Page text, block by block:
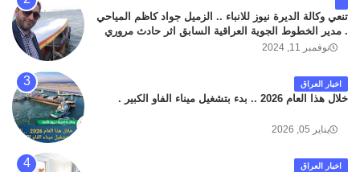
تنعي وكالة الديرة نيوز للانباء .. الزميل جواد كاظم المياحي
. مدير الخطوط الجوية العراقية السابق اثر حادث مروري
داخل مطار البصرة الدولي اليوم الاثنين على الطريق
كان سبب الحادث يعود لتصادم عجلته مع عجلة نوع كيا بنكو
تابعة لشركة الهلال الماسكة لإعمار مطار البصرة الدولي .
سائلين الله عز وجل ان يتغمد الفقيد بواسع رحمته ، و انا
نوفمبر 11, 2024
اخبار العراق
خلال هذا العام 2026 .. بدء بتشغيل ميناء الفاو الكبير .
يناير 05, 2026
اخبار العراق